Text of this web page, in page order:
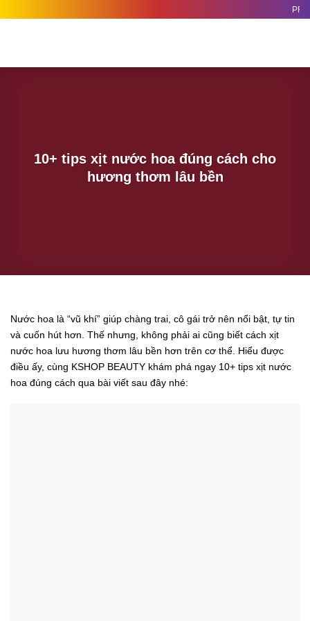
đến
10+ tips xịt nước hoa đúng cách cho
hương thơm lâu bền
Nước hoa là “vũ khí” giúp chàng trai, cô gái trở nên nổi bật, tự
tin và cuốn hút hơn. Thế nhưng, không phải ai cũng biết cách
xịt nước hoa lưu hương thơm lâu bền hơn trên cơ thể. Hiểu
được điều ấy, cùng KSHOP BEAUTY khám phá ngay 10+ tips
xịt nước hoa đúng cách qua bài viết sau đây nhé: